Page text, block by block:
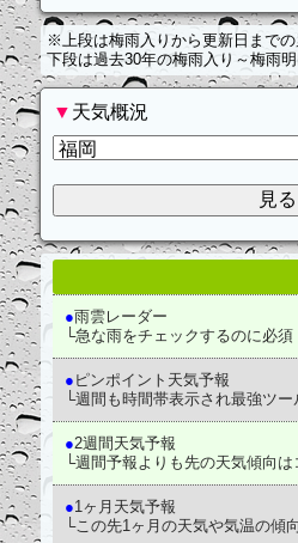
※上段は梅雨入りから更新日まで
下段は過去30年の梅雨入り～梅雨
▼ 天気概況
●雨雲レーダー
└急な雨をチェックするのに必須
● ピンポイント天気予報
└週間も時間帯表示され最強ツー
●2週間天気予報
└週間予報よりも先の天気傾向は
●1ヶ月天気予報
└この先1ヶ月の天気や気温の傾